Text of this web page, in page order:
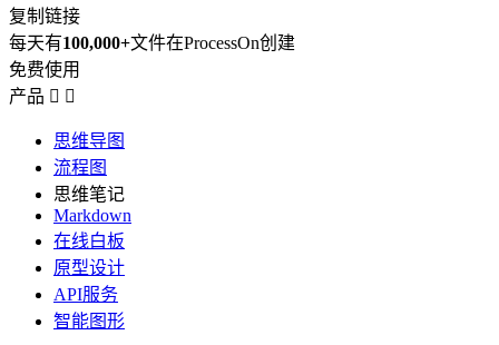
复制链接
每天有100,000+文件在ProcessOn创建
免费使用
产品  
思维导图
流程图
思维笔记
Markdown
在线白板
原型设计
API服务
智能图形